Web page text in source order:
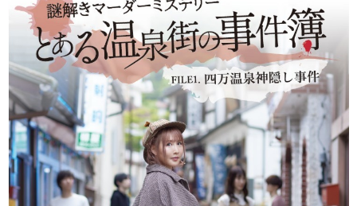
温泉 宿 お店 スポット
体験 イベント ツアー
中之条町その他のエリア